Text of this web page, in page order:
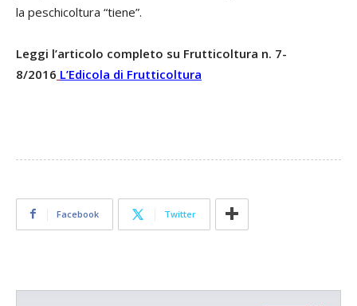
la peschicoltura “tiene”.
Leggi l’articolo completo su Frutticoltura n. 7-
8/2016 L’Edicola di Frutticoltura
Facebook Twitter